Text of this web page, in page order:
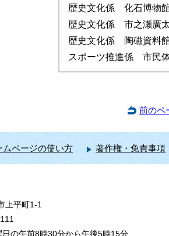
歴史文化係 化石博物
歴史文化係 市之瀬廣
歴史文化係 陶磁資料
スポーツ推進係 市民
前のペ
ムページの使い方 著作権・免責事項
上平町1-1
の午前8時30分から午後5時15分